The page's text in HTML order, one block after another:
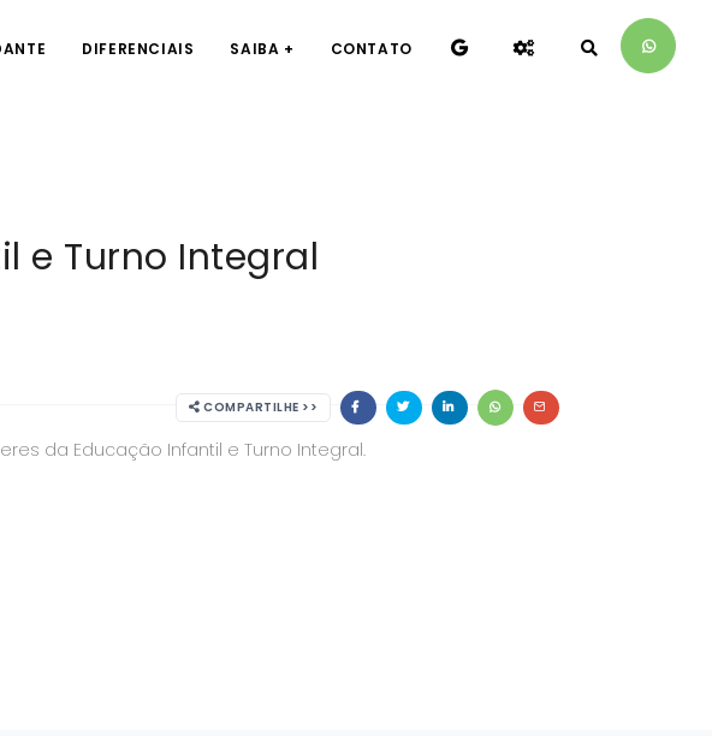
DIFERENCIAIS SAIBA + CONTATO
e Turno Integral
COMPARTILHE >>
da Educação Infantil e Turno Integral.